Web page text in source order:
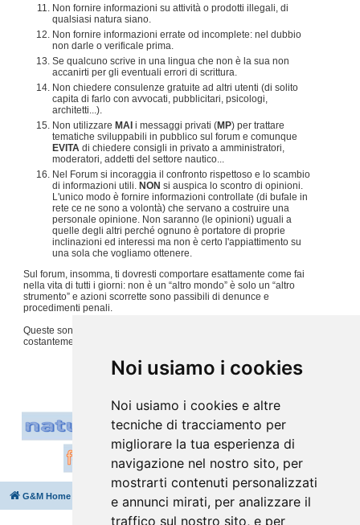
Noi usiamo i cookies
Noi usiamo i cookies e altre
tecniche di tracciamento per
migliorare la tua esperienza di
navigazione nel nostro sito, per
mostrarti contenuti personalizzati
e annunci mirati, per analizzare il
traffico sul nostro sito, e per
Non fornire informazioni su attività o prodotti illegali, di
qualsiasi natura siano.
Non fornire informazioni errate od incomplete: nel dubbio
non darle o verificale prima.
Se qualcuno scrive in una lingua che non è la sua non
accanirti per gli eventuali errori di scrittura.
Non chiedere consulenze gratuite ad altri utenti (di solito
capita di farlo con avvocati, pubblicitari, psicologi,
architetti...).
Non utilizzare MAI i messaggi privati (MP) per trattare
tematiche sviluppabili in pubblico sul forum e comunque
EVITA di chiedere consigli in privato a amministratori,
moderatori, addetti del settore nautico...
Nel Forum si incoraggia il confronto rispettoso e lo scambio
di informazioni utili. NON si auspica lo scontro di opinioni.
L'unico modo è fornire informazioni controllate (di bufale in
rete ce ne sono a volontà) che servano a costruire una
personale opinione. Non saranno (le opinioni) uguali a
quelle degli altri perché ognuno è portatore di proprie
inclinazioni ed interessi ma non è certo l'appiattimento su
una sola che vogliamo ottenere.
Sul forum, insomma, ti dovresti comportare esattamente come fai
nella vita di tutti i giorni: non è un “altro mondo” è solo un “altro
strumento” e azioni scorrette sono passibili di denunce e
procedimenti penali.
Queste sono solo alcune regole, per tutto il resto usiamo
costantemente
G&M Home Tutti gli orari sonoUTC+02:00
Cancella cookie